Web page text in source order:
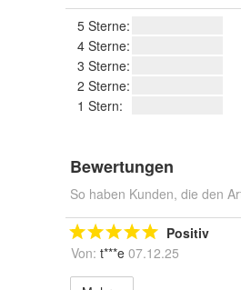
5 Sterne:
4 Sterne:
3 Sterne:
2 Sterne:
1 Stern:
Bewertungen
So haben Kunden, die den
Positiv
Von: t***e 07.12.25